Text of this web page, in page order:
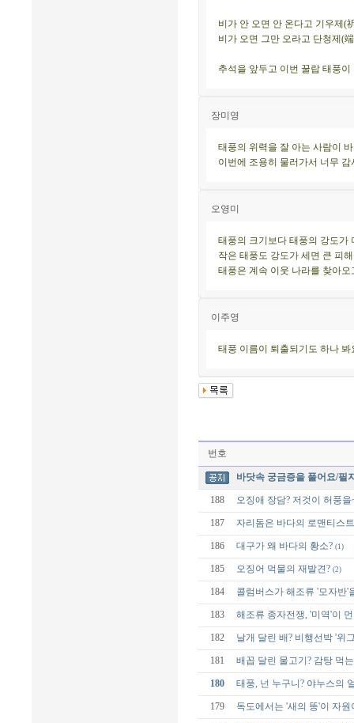
비가 안 오면 안 온다고 기우제(
비가 오면 그만 오라고 단청제(
추석을 앞두고 이번 꿀랍 태풍
장미영
태풍의 위력을 잘 아는 사람이
이번에 조용히 물러가서 너무 감
오영미
태풍의 크기보다 태풍의 강도가
작은 태풍도 강도가 세면 큰 피
태풍은 계속 이웃 나라를 찾아오
이주영
태풍 이름이 퇴출되기도 하나
번호
바닷속 궁금증을 풀어요/필
188 오징애 장담? 저것이 허풍을
187 자리돔은 바다의 로맨티스
186 대구가 왜 바다의 황소? (1)
185 오징어 먹물의 재발견? (2)
184 콜럼버스가 해조류 '모자반'
183 해조류 종자전쟁, '미역'이
182 날개 달린 배? 비행선박 '위
181 배꼽 달린 물고기? 감탕 먹
180 태풍, 넌 누구니? 야누스의
179 독도에서는 '새의 똥'이 자원